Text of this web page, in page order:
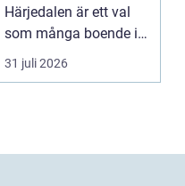
Härjedalen är ett val
som många boende i
denna vackra del av
Sverige gör fö...
31 juli 2026